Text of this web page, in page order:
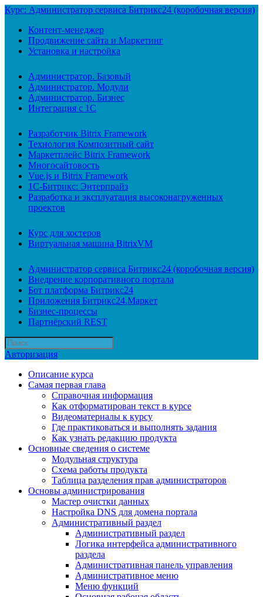
Курс: Администратор сервиса Битрикс24 (коробочная версия)
Контент-менеджер
Продвижение сайта и Маркетинг
Установка и настройка
Администратор. Базовый
Администратор. Модули
Администратор. Бизнес
Интеграция с 1С
Разработчик Bitrix Framework
Технология Композитный сайт
Маркетплейс Bitrix Framework
Многосайтовость
Vue.js и Bitrix Framework
1С-Битрикс: Энтерпрайз
Разработка и эксплуатация высоконагруженных
проектов
Курс для хостеров
Виртуальная машина BitrixVM
Администратор сервиса Битрикс24 (коробочная версия)
Внедрение корпоративного портала
Бот платформа Битрикс24
Приложения Битрикс24.Маркет
Бизнес-процессы
Партнёрский REST
Авторизация
Описание курса
Самая первая глава
Справочная информация
Как отформатирован текст в курсе
Видеоматериалы к курсу
Где практиковаться и выполнять задания
Как узнать редакцию продукта
Основные сведения о системе
Модульная структура
Схема работы продукта
Таблица разделения прав администраторов
Основы администрирования
Мастер очистки данных
Настройка DNS для домена портала
Административный раздел
Административный раздел
Логика интерфейса административного
раздела
Административная панель управления
Административное меню
Меню функций